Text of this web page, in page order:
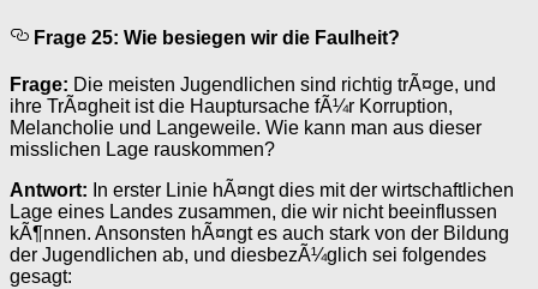
Frage 25: Wie besiegen wir die Faulheit?
Frage: Die meisten Jugendlichen sind richtig trÃ¤ge, und
ihre TrÃ¤gheit ist die Hauptursache fÃ¼r Korruption,
Melancholie und Langeweile. Wie kann man aus dieser
misslichen Lage rauskommen?
Antwort: In erster Linie hÃ¤ngt dies mit der wirtschaftlichen
Lage eines Landes zusammen, die wir nicht beeinflussen
kÃ¶nnen. Ansonsten hÃ¤ngt es auch stark von der Bildung
der Jugendlichen ab, und diesbezÃ¼glich sei folgendes
gesagt: